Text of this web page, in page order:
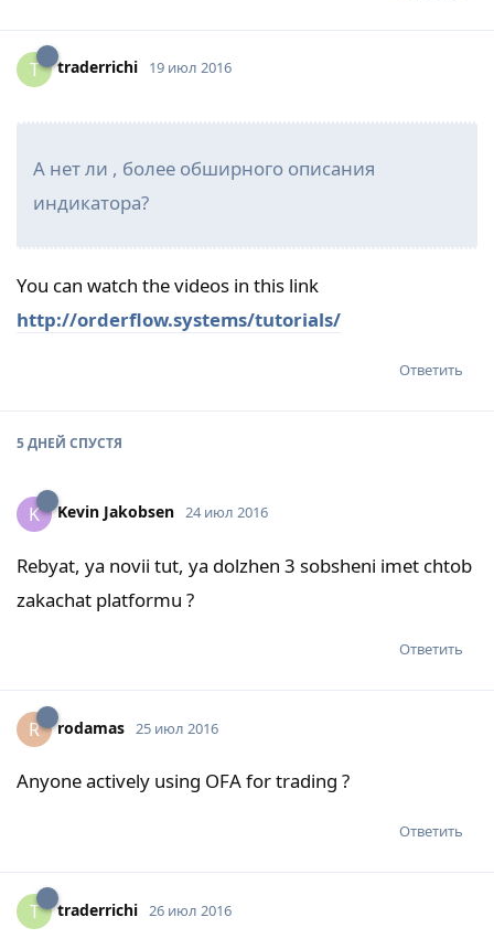
T traderrichi 19 июл 2016
А нет ли , более обширного описания
индикатора?
You can watch the videos in this link
http://orderflow.systems/tutorials/
Ответить
5 ДНЕЙ СПУСТЯ
K Kevin Jakobsen 24 июл 2016
Rebyat, ya novii tut, ya dolzhen 3 sobsheni imet chtob
zakachat platformu ?
Ответить
R rodamas 25 июл 2016
Anyone actively using OFA for trading ?
Ответить
T traderrichi 26 июл 2016